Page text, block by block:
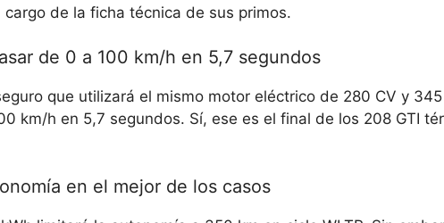
cargo de la ficha técnica de sus primos.
de 0 a 100 km/h en 5,7 segundos
que utilizará el mismo motor eléctrico de 280 CV y
km/h en 5,7 segundos. Sí, ese es el final de los 208 GTI
en el mejor de los casos